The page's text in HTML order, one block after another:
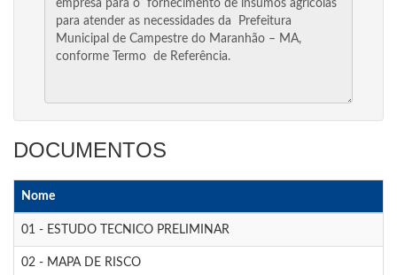
DOCUMENTOS
Nome
01 - ESTUDO TECNICO PRELIMINAR
02 - MAPA DE RISCO